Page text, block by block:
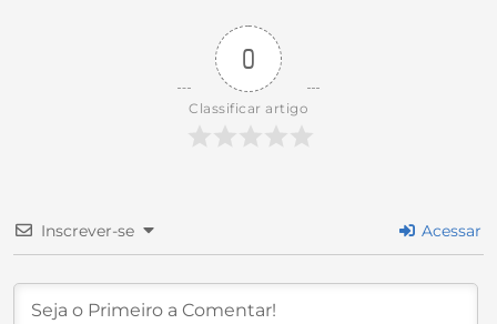
0
Classificar artigo
Inscrever-se Acessar